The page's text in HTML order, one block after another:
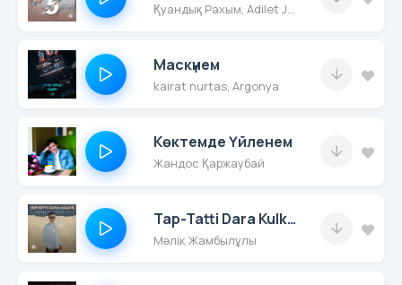
Қуандық Рахым, Adilet Jaygashar
Маскүнем
kairat nurtas, Argonya
Көктемде Үйленем
Жандос Қаржаубай
Tap-Tatti Dara Kulkin
Мәлік Жамбылұлы